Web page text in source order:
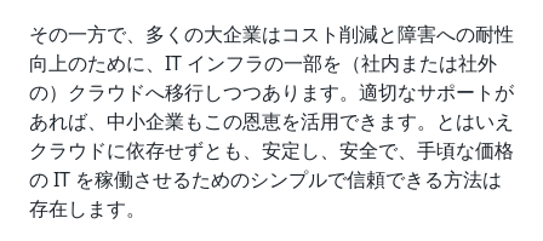
その一方で、多くの大企業はコスト削減と障害への耐性
向上のために、IT インフラの一部を（社内または社外
の）クラウドへ移行しつつあります。適切なサポートが
あれば、中小企業もこの恩恵を活用できます。とはいえ
クラウドに依存せずとも、安定し、安全で、手頃な価格
の IT を稼働させるためのシンプルで信頼できる方法は
存在します。